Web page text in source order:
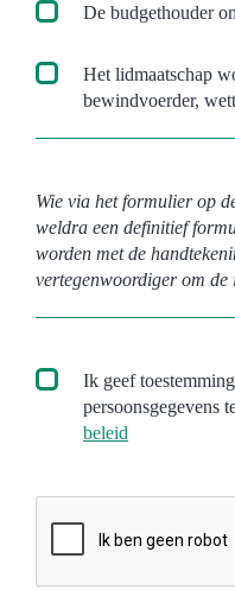
De budgethouder
Het lidmaatschap
bewindvoerder,
Wie via het formulier op
weldra een definitief
worden met de
vertegenwoordiger om
Ik geef
persoonsgegevens
beleid